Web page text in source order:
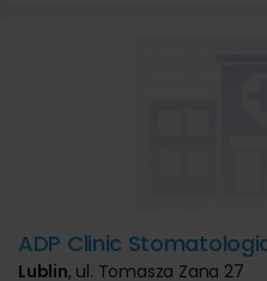
ADP Clinic
Lublin, ul. Tomasza Zana 27